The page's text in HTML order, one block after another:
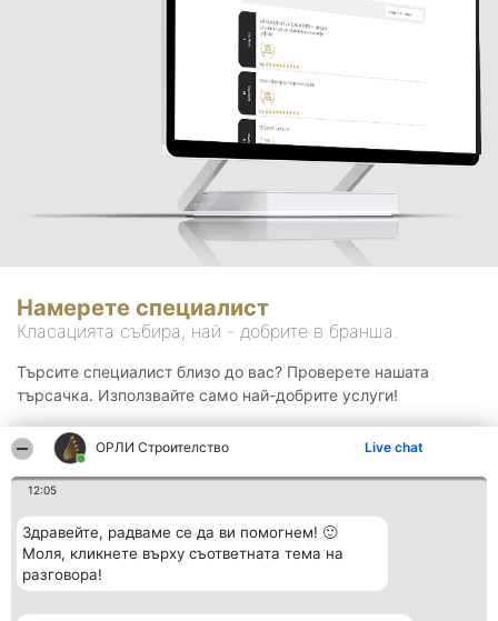
ОРЛИ Строителство Live chat
12:05
Здравейте, радваме се да ви помогнем! 🙂
Моля, кликнете върху съответната тема на
разговора!
Намерете специалист
Класацията събира, най - добрите в бранша.
Търсите специалист близо до вас? Проверете нашата
търсачка. Използвайте само най-добрите услуги!